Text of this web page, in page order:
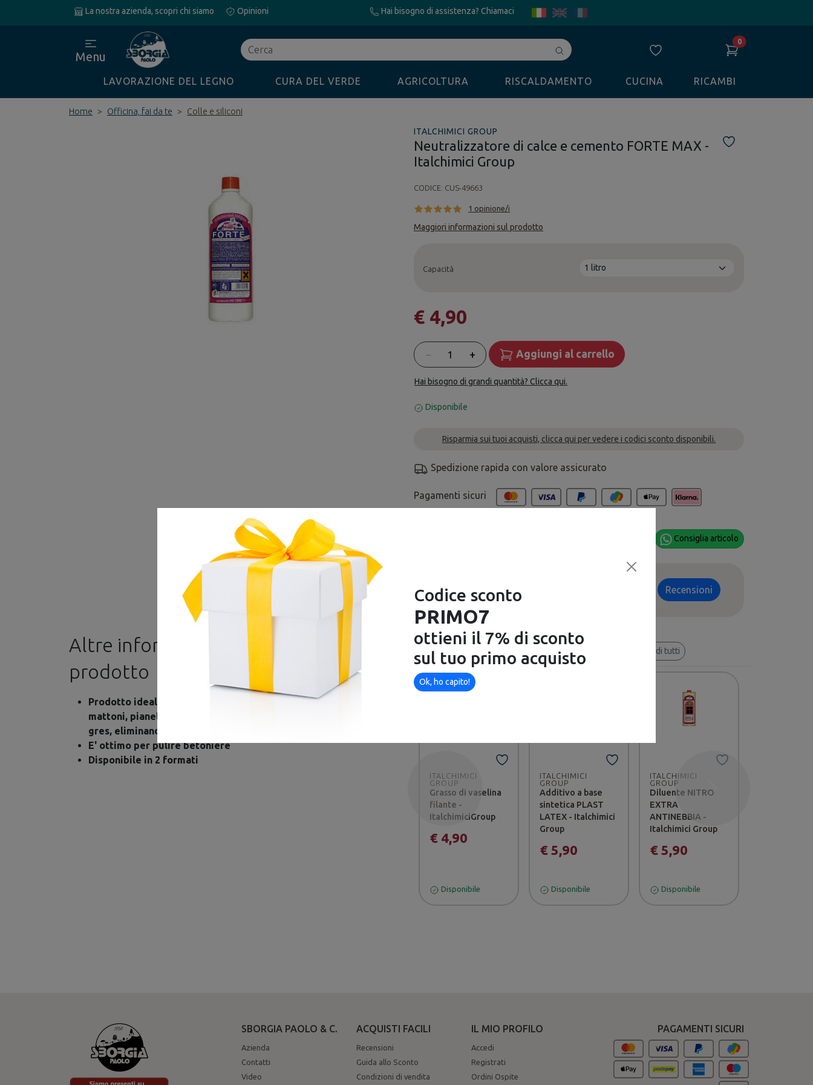
La nostra azienda, scopri chi siamo Opinioni Hai bisogno di assistenza? Chiamaci
Cerca
Avvia
ricerca
0
Menu
LAVORAZIONE DEL LEGNO CURA DEL VERDE AGRICOLTURA RISCALDAMENTO CUCINA RICAMBI
Home Officina, fai da te Colle e siliconi
ITALCHIMICI GROUP
Neutralizzatore di calce e cemento FORTE MAX -
Italchimici Group
CODICE: CUS-49663
1 opinione/i
Maggiori informazioni sul prodotto
Capacità
€ 4,90
Quantità
− + Aggiungi al carrello
Hai bisogno di grandi quantità? Clicca qui.
Disponibile
Risparmia sui tuoi acquisti, clicca qui per vedere i codici sconto disponibili.
Spedizione rapida con valore assicurato
Pagamenti sicuri
Consiglia articolo
Recensioni
Altre informazioni su questo
prodotto
Prodotto ideale per disincrostare e sgrassare senza fatica
mattoni, pianelle, pavimenti esterni, cotto non trattato, ceramica
gres, eliminando residui di calce e cemento
E' ottimo per pulire betoniere
Disponibile in 2 formati
Ti potrebbe interessare anche Vedi tutti
ITALCHIMICI
GROUP
Grasso di vaselina
filante -
ItalchimiciGroup
€ 4,90
Disponibile
ITALCHIMICI
GROUP
Additivo a base
sintetica PLAST
LATEX - Italchimici
Group
€ 5,90
Disponibile
ITALCHIMICI
GROUP
Diluente NITRO
EXTRA
ANTINEBBIA -
Italchimici Group
€ 5,90
Disponibile
Precedente Successivo
SBORGIA PAOLO & C.
Azienda
Contatti
Video
ACQUISTI FACILI
Recensioni
Guida allo Sconto
Condizioni di vendita
IL MIO PROFILO
Accedi
Registrati
Ordini Ospite
PAGAMENTI SICURI
Codice sconto
PRIMO7
ottieni il 7% di sconto
sul tuo primo acquisto
Ok, ho capito!